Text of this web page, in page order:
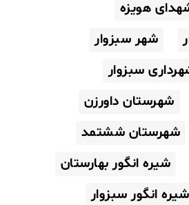
هویزه
شهر سبزوار
سبزوار
شهرستان داورزن
شهرستان ششتمد
شیره انگور بهارستان
شیره انگور سبزوار